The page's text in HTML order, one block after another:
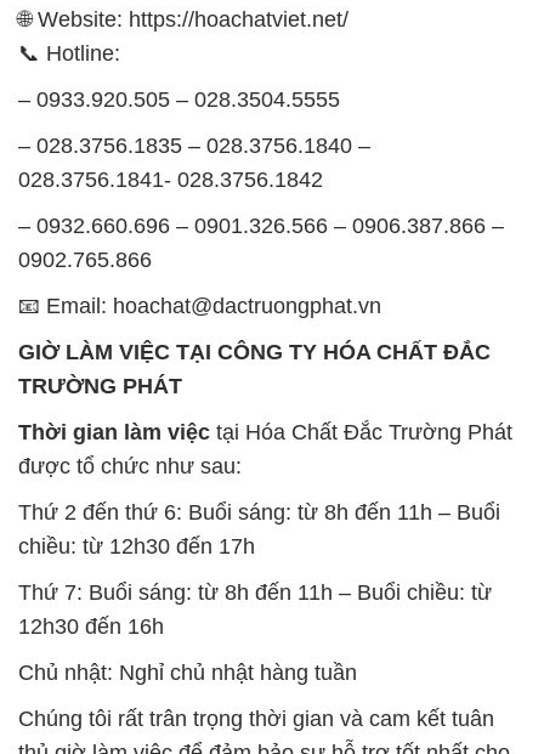
🌐 Website: https://hoachatviet.net/
📞 Hotline:
– 0933.920.505 – 028.3504.5555
– 028.3756.1835 – 028.3756.1840 –
028.3756.1841- 028.3756.1842
– 0932.660.696 – 0901.326.566 – 0906.387.866 –
0902.765.866
📧 Email: hoachat@dactruongphat.vn
GIỜ LÀM VIỆC TẠI CÔNG TY HÓA CHẤT ĐẮC
TRƯỜNG PHÁT
Thời gian làm việc tại Hóa Chất Đắc Trường Phát
được tổ chức như sau:
Thứ 2 đến thứ 6: Buổi sáng: từ 8h đến 11h – Buổi
chiều: từ 12h30 đến 17h
Thứ 7: Buổi sáng: từ 8h đến 11h – Buổi chiều: từ
12h30 đến 16h
Chủ nhật: Nghỉ chủ nhật hàng tuần
Chúng tôi rất trân trọng thời gian và cam kết tuân